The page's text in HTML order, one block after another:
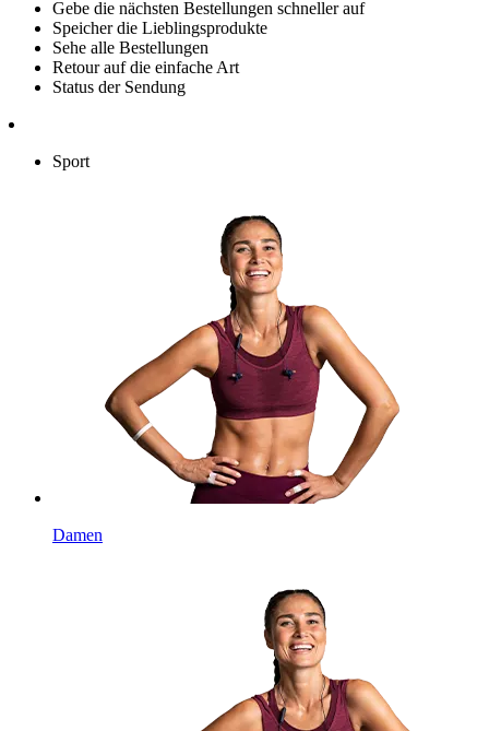
Gebe die nächsten Bestellungen schneller auf
Speicher die Lieblingsprodukte
Sehe alle Bestellungen
Retour auf die einfache Art
Status der Sendung
Sport
Damen